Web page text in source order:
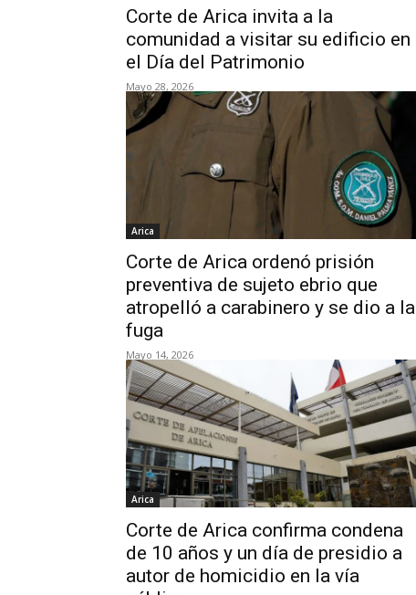
Corte de Arica invita a la
comunidad a visitar su edificio en
el Día del Patrimonio
Mayo 28, 2026
Arica
Corte de Arica ordenó prisión
preventiva de sujeto ebrio que
atropelló a carabinero y se dio a la
fuga
Mayo 14, 2026
Arica
Corte de Arica confirma condena
de 10 años y un día de presidio a
autor de homicidio en la vía